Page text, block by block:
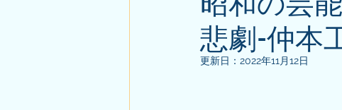
悲劇-仲本
更新日： 2022年11月12日